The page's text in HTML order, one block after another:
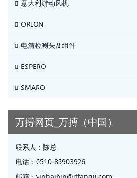
意大利游动风机
ORION
电清检测头及组件
ESPERO
SMARO
万搏网页_万搏（中国）
联系人： 陈总
电话： 0510-86903926